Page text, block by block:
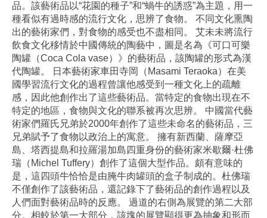
品。該藝術品以“花園的種子”和“蝸牛的誘惑”為主題，用一
種看似有過時感的流行文化，思辨了食物。 不同文化熏陶
出的藝術家們，對食物的感受也不盡相同。 艾未未將流行
飲食文化移情於中國傳統的陶藝中，圖是名為《可口可樂
陶罐（Coca Cola vase）》的藝術品，該陶罐的形式為漢
代陶罐。 日本藝術家車田寺岡（Masami Teraoka）在美
國學習流行文化的過程曾讓他感受到一種文化上的疏離
感，因此他創作出了這些藝術品。當特定的食物出現在不
特定的地區，食物與文化的聯系被再次思辨。 中國當代藝
術家們羅氏兄弟於2000年創作了這些未命名的藝術品，三
兄弟賦予了食物以政治上的寓意。 擁有新西蘭、薩摩亞
島、塔西提島和拉羅湯加島四重身份的藝術家米歇爾·杜佛
瑞（Michel Tuffery）創作了這個大型作品。頗有意味的
是，這四頭牛恰恰是由腌牛肉罐頭的盒子制成的。杜佛瑞
不僅創作了該藝術品，還記錄下了藝術品的創作過程以及
人們面對藝術品時的反應。 過道的右側為展覽的第二大部
分。相較於第一大部分，該塊的展覽顯得更為抽象和形而